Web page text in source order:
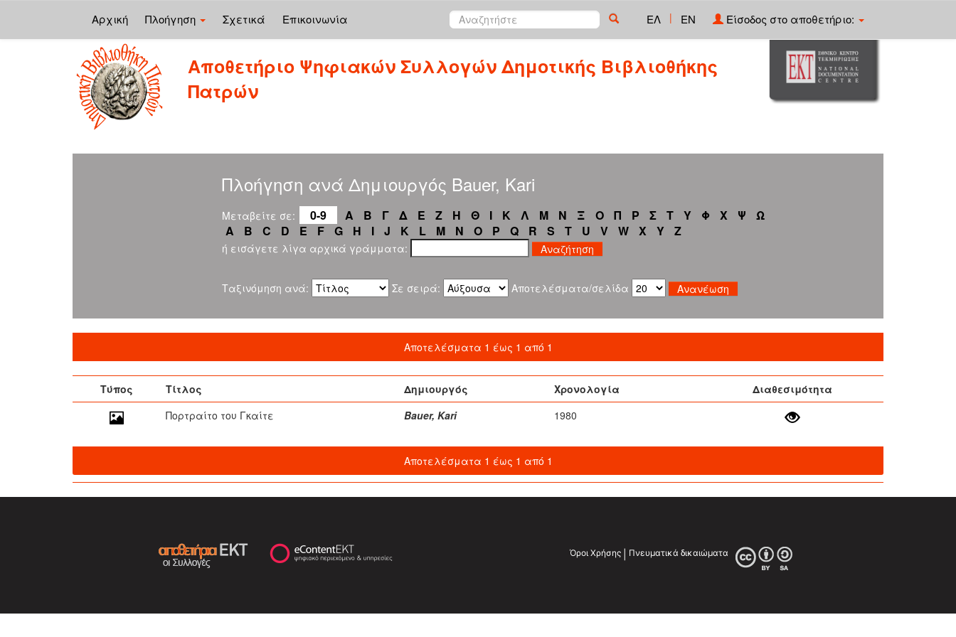
Αρχική Πλοήγηση Σχετικά Επικοινωνία ΕΛ | EN Είσοδος στο αποθετήριο:
Αποθετήριο Ψηφιακών Συλλογών Δημοτικής Βιβλιοθήκης
Πατρών
Πλοήγηση ανά Δημιουργός Bauer, Kari
Μεταβείτε σε: 0-9 Α Β Γ Δ Ε Ζ Η Θ Ι Κ Λ Μ Ν Ξ Ο Π Ρ Σ Τ Υ Φ Χ Ψ
Ω
A
B C D E F G H I J K L M N O P Q R S T U V W X Y Z
ή εισάγετε λίγα αρχικά γράμματα:
Ταξινόμηση ανά: Σε σειρά: Αποτελέσματα/σελίδα
Αποτελέσματα 1 έως 1 από 1
Τύπος Τίτλος Δημιουργός Χρονολογία
Διαθεσιμότητα
Πορτραίτο του Γκαίτε
Bauer, Kari 1980
Αποτελέσματα 1 έως 1 από 1